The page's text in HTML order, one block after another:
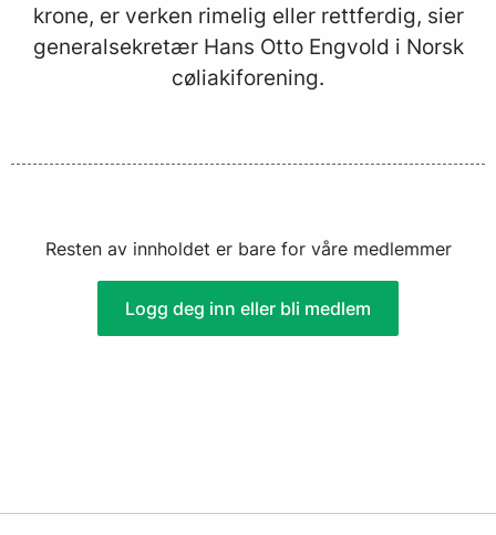
krone, er verken rimelig eller rettferdig, sier
generalsekretær Hans Otto Engvold i Norsk
cøliakiforening.
Resten av innholdet er bare for våre medlemmer
Logg deg inn eller bli medlem